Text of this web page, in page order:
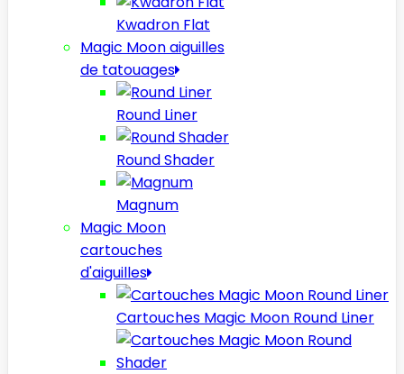
Kwadron Flat
Magic Moon aiguilles
de tatouages
Round Liner
Round Shader
Magnum
Magic Moon
cartouches
d'aiguilles
Cartouches Magic Moon Round Liner